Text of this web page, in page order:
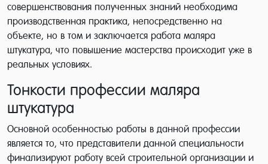
совершенствования полученных знаний необходима
производственная практика, непосредственно на
объекте, но в том и заключается работа маляра
штукатура, что повышение мастерства происходит уже в
реальных условиях.
Тонкости профессии маляра
штукатура
Основной особенностью работы в данной профессии
является то, что представители данной специальности
финализируют работу всей строительной организации и